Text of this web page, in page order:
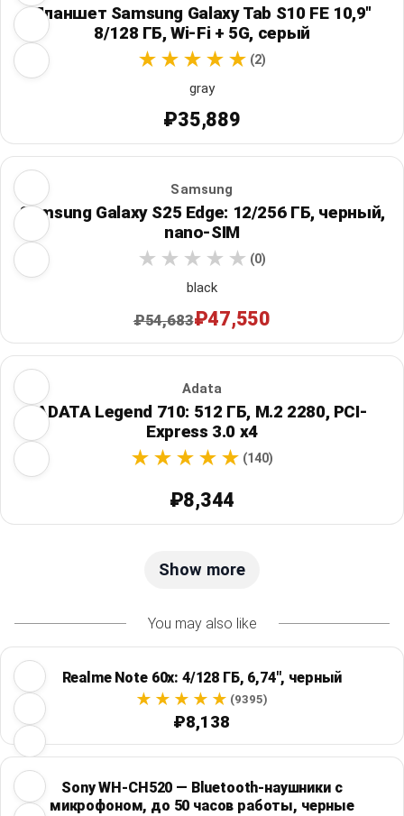
Планшет Samsung Galaxy Tab S10 FE 10,9"
8/128 ГБ, Wi‑Fi + 5G, серый
(2)
gray
₽35,889
Samsung
Samsung Galaxy S25 Edge: 12/256 ГБ, черный,
nano-SIM
(0)
black
₽54,683₽47,550
Adata
ADATA Legend 710: 512 ГБ, M.2 2280, PCI-
Express 3.0 x4
(140)
₽8,344
Show more
You may also like
Realme Note 60x: 4/128 ГБ, 6,74", черный
(9395)
₽8,138
Sony WH-CH520 — Bluetooth-наушники с
микрофоном, до 50 часов работы, черные